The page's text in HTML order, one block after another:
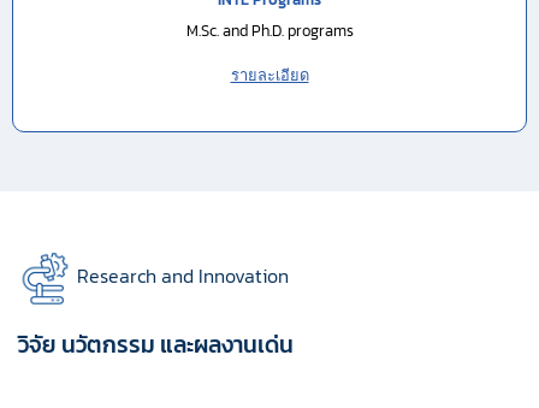
M.Sc. and Ph.D. programs
รายละเอียด
Research and Innovation
วิจัย นวัตกรรม และผลงานเด่น